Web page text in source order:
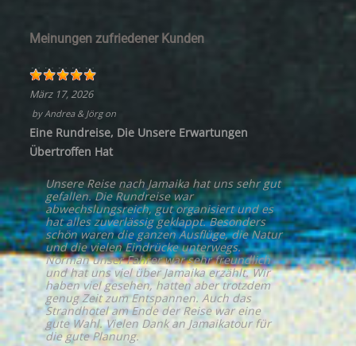
Meinungen zufriedener Kunden
März 17, 2026
byAndrea & Jörgon
Eine Rundreise, Die Unsere Erwartungen
Übertroffen Hat
Unsere Reise nach Jamaika hat uns sehr gut
gefallen. Die Rundreise war
abwechslungsreich, gut organisiert und es
hat alles zuverlässig geklappt. Besonders
schön waren die ganzen Ausflüge, die Natur
und die vielen Eindrücke unterwegs.
Norman unser Fahrer war sehr freundlich
und hat uns viel über Jamaika erzählt. Wir
haben viel gesehen, hatten aber trotzdem
genug Zeit zum Entspannen. Auch das
Strandhotel am Ende der Reise war eine
gute Wahl. Vielen Dank an Jamaikatour für
die gute Planung.